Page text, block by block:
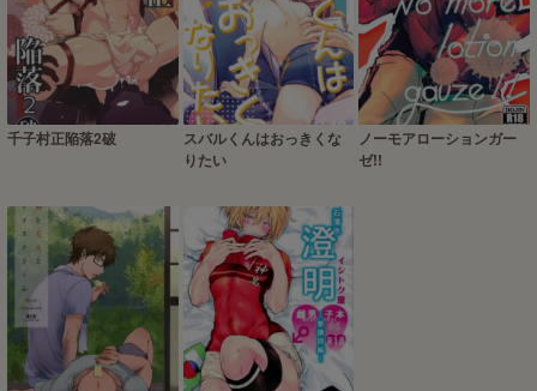
千子村正陥落2破
スバルくんはおっきくな
りたい
ノーモアローションガー
ゼ!!